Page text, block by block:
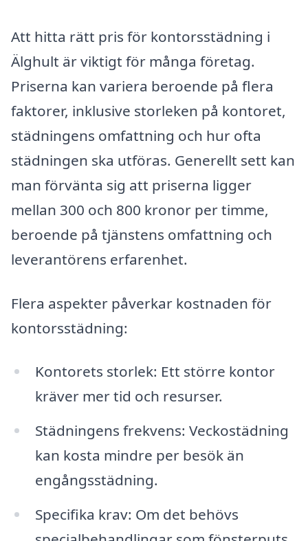
Att hitta rätt pris för kontorsstädning i
Älghult är viktigt för många företag.
Priserna kan variera beroende på flera
faktorer, inklusive storleken på kontoret,
städningens omfattning och hur ofta
städningen ska utföras. Generellt sett kan
man förvänta sig att priserna ligger
mellan 300 och 800 kronor per timme,
beroende på tjänstens omfattning och
leverantörens erfarenhet.
Flera aspekter påverkar kostnaden för
kontorsstädning:
Kontorets storlek: Ett större kontor
kräver mer tid och resurser.
Städningens frekvens: Veckostädning
kan kosta mindre per besök än
engångsstädning.
Specifika krav: Om det behövs